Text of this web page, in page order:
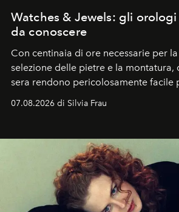
Watches & Jewels: gli
da conoscere
Con centinaia di ore necessarie per
selezione delle pietre e la montatura,
sera rendono pericolosamente facile
07.08.2026 di Silvia Frau